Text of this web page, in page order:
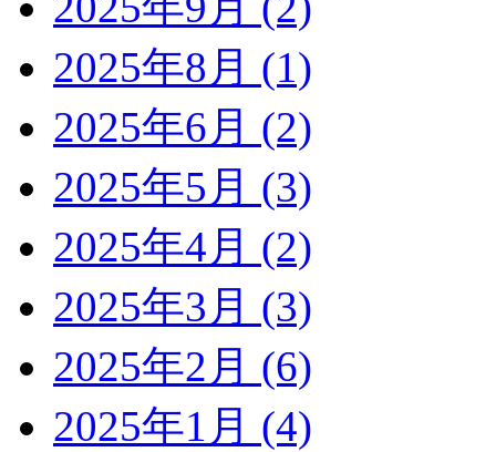
2025年8月 (1)
2025年6月 (2)
2025年5月 (3)
2025年4月 (2)
2025年3月 (3)
2025年2月 (6)
2025年1月 (4)